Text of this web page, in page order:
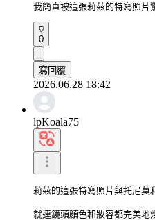
我簡直被這張莉茲的特寫照片
0
寫回覆
2026.06.28 18:42
lpKoala75
莉茲的這張特寫照片與托尼
就連鏡頭顏色和妝容都完美地